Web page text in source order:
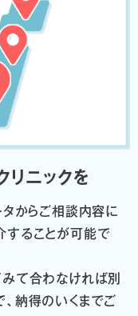
リニックを
からご相談内容に
することが可能で
みて合わなければ別
納得のいくまでご